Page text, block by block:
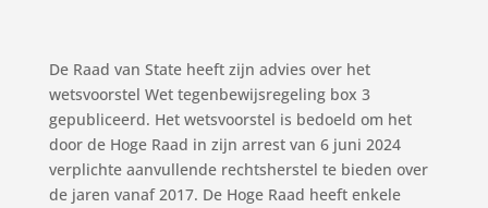
De Raad van State heeft zijn advies over het
wetsvoorstel Wet tegenbewijsregeling box 3
gepubliceerd. Het wetsvoorstel is bedoeld om het
door de Hoge Raad in zijn arrest van 6 juni 2024
verplichte aanvullende rechtsherstel te bieden over
de jaren vanaf 2017. De Hoge Raad heeft enkele